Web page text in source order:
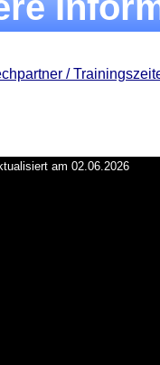
/
am 02.06.2026